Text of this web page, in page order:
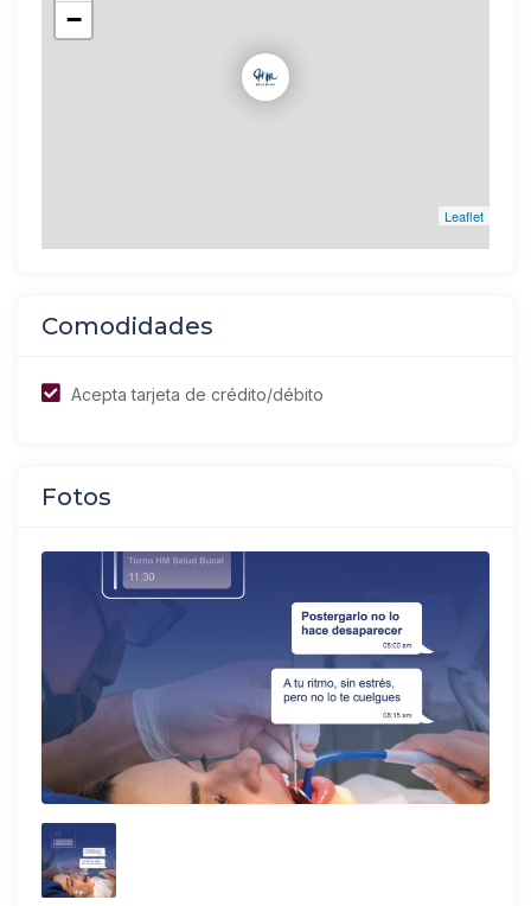
−
Leaflet
Comodidades
Acepta tarjeta de crédito/débito
Fotos